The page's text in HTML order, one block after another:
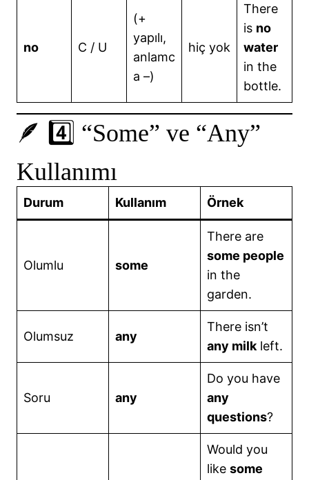
no C / U
(+
yapılı,
anlamc
a –)
hiç yok
There
is no
water
in the
bottle.
🪶 4️⃣ “Some” ve “Any”
Kullanımı
Durum Kullanım Örnek
Olumlu some
There are
some people
in the
garden.
Olumsuz any
There isn’t
any milkleft.
Soru any
Do you have
any
questions?
Would you
like some